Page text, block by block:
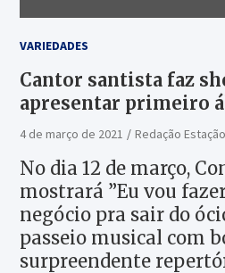
VARIEDADES
Cantor santista faz
apresentar primeiro
4 de março de 2021 Redação
No dia 12 de março,
mostrará ”Eu vou
negócio pra sair do
passeio musical com
surpreendente